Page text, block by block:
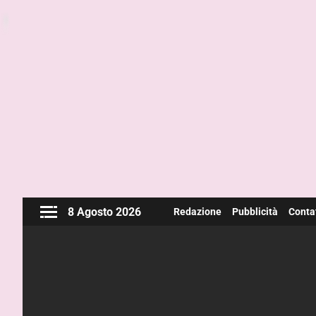
8 Agosto 2026 Redazione Pubblicità